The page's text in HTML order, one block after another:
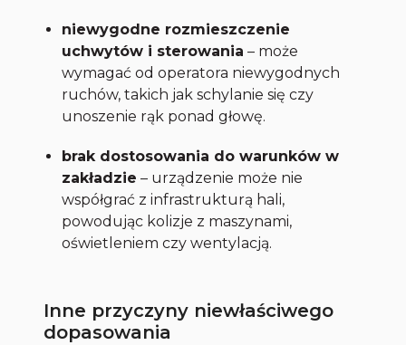
niewygodne rozmieszczenie
uchwytów i sterowania – może
wymagać od operatora niewygodnych
ruchów, takich jak schylanie się czy
unoszenie rąk ponad głowę.
brak dostosowania do warunków w
zakładzie – urządzenie może nie
współgrać z infrastrukturą hali,
powodując kolizje z maszynami,
oświetleniem czy wentylacją.
Inne przyczyny niewłaściwego
dopasowania